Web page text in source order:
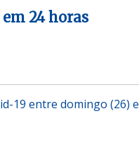
24 horas
19 entre domingo (26) e